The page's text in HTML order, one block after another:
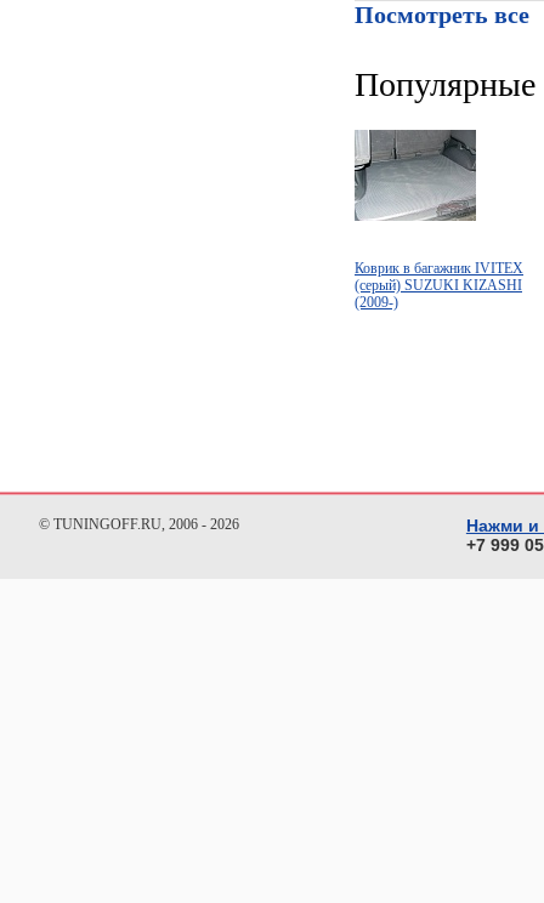
Посмотреть все
Популярные
Коврик в багажник IVITEX
(серый) SUZUKI KIZASHI
(2009-)
© TUNINGOFF.RU, 2006 - 2026
Нажми и
+7 999